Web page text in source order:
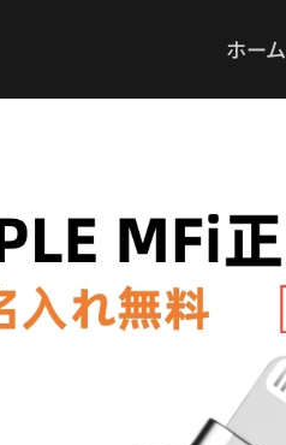
ホーム